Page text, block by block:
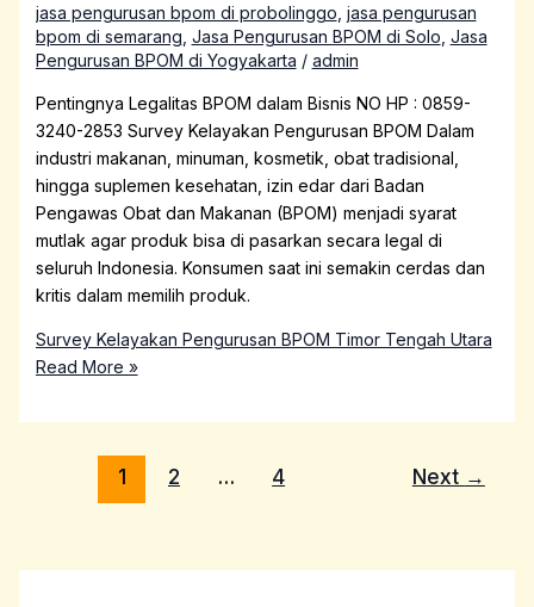
jasa pengurusan bpom di probolinggo jasa pengurusan
bpom di semarang Jasa Pengurusan BPOM di Solo Jasa
Pengurusan BPOM di Yogyakarta / admin
Pentingnya Legalitas BPOM dalam Bisnis NO HP : 0859-
3240-2853 Survey Kelayakan Pengurusan BPOM Dalam
industri makanan, minuman, kosmetik, obat tradisional,
hingga suplemen kesehatan, izin edar dari Badan
Pengawas Obat dan Makanan (BPOM) menjadi syarat
mutlak agar produk bisa di pasarkan secara legal di
seluruh Indonesia. Konsumen saat ini semakin cerdas dan
kritis dalam memilih produk.
Survey Kelayakan Pengurusan BPOM Timor Tengah Utara
Read More »
1 2 … 4 Next →